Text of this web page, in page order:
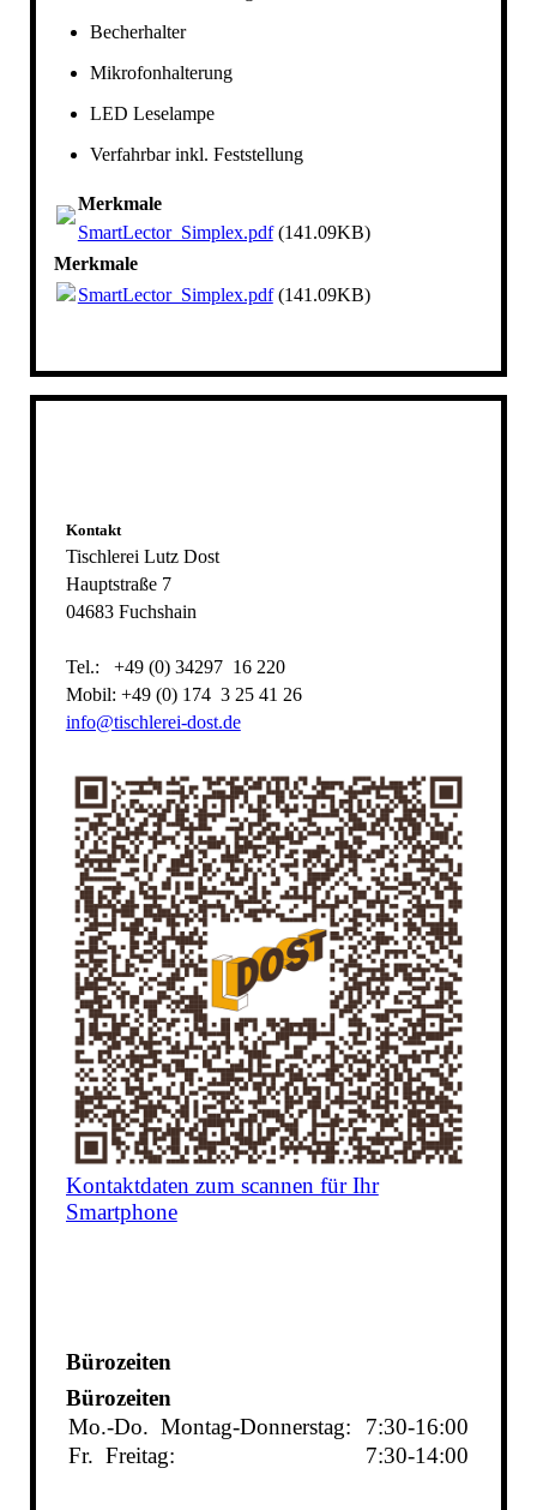
Becherhalter
Mikrofonhalterung
LED Leselampe
Verfahrbar inkl. Feststellung
Merkmale
SmartLector_Simplex.pdf(141.09KB)
Merkmale
SmartLector_Simplex.pdf(141.09KB)
Kontakt
Tischlerei Lutz Dost
Hauptstraße 7
04683 Fuchshain
Tel.: +49 (0) 34297 16 220
Mobil: +49 (0) 174 3 25 41 26
info@tischlerei-dost.de
Kontaktdaten zum scannen für Ihr
Smartphone
Bürozeiten
Bürozeiten
Mo.-Do. Montag-Donnerstag:
7:30-16:00
Fr. Freitag: 7:30-14:00